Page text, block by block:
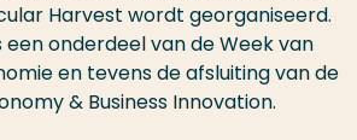
Harvest wordt georganiseerd.
onderdeel van de Week van
en tevens de afsluiting van de
& Business Innovation.